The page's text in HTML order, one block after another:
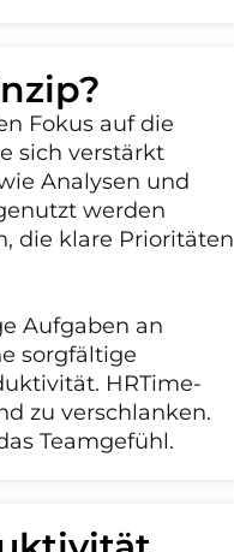
Fokus auf die
sich verstärkt
Analysen und
werden
die klare Prioritäten
Aufgaben an
sorgfältige
HRTime-
zu verschlanken.
Teamgefühl.